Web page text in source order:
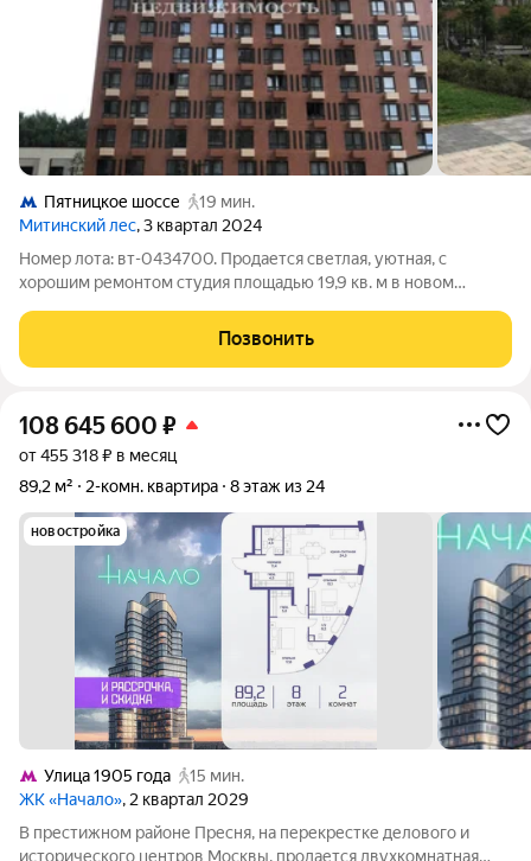
Пятницкое шоссе
19 мин.
Митинский лес, 3 квартал 2024
Номер лота: вт-0434700. Продается светлая, уютная, с
хорошим ремонтом студия площадью 19,9 кв. м в новом
корпус 4, на 8 этаже 34-этажного дома. Дом входит в
масштабный жилой комплекс
Позвонить
108 645 600 ₽
от 455 318 ₽ в месяц
89,2 м²
2-комн. квартира 8 этаж из 24
новостройка
Улица 1905 года
15 мин.
ЖК «Начало», 2 квартал 2029
В престижном районе Пресня, на перекрестке делового и
исторического центров Москвы, продается двухкомнатная